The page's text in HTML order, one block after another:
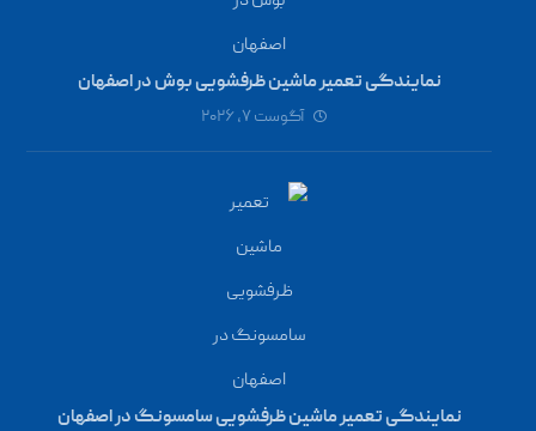
نمایندگی تعمیر ماشین ظرفشویی بوش در اصفهان
آگوست ۷, ۲۰۲۶
نمایندگی تعمیر ماشین ظرفشویی سامسونگ در اصفهان